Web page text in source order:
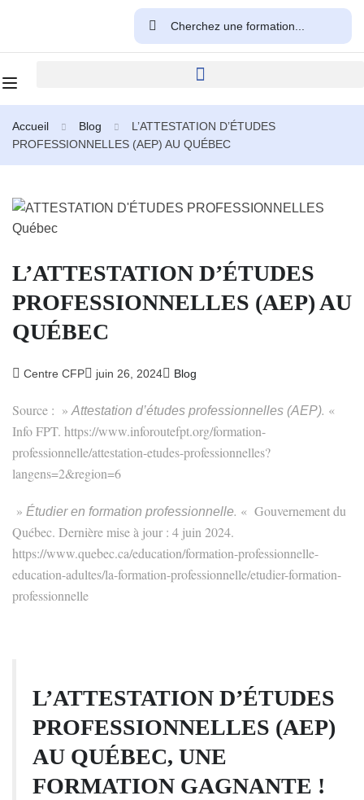
Accueil Blog
L’ATTESTATION D’ÉTUDES
PROFESSIONNELLES (AEP) AU QUÉBEC
L’ATTESTATION D’ÉTUDES
PROFESSIONNELLES (AEP) AU
QUÉBEC
Centre CFP juin 26, 2024 Blog
Source : » Attestation d’études professionnelles (AEP). «
Info FPT. https://www.inforoutefpt.org/formation-
professionnelle/attestation-etudes-professionnelles?
langens=2&region=6
» Étudier en formation professionnelle. « Gouvernement du
Québec. Dernière mise à jour : 4 juin 2024.
https://www.quebec.ca/education/formation-professionnelle-
education-adultes/la-formation-professionnelle/etudier-formation-
professionnelle
L’ATTESTATION D’ÉTUDES
PROFESSIONNELLES (AEP)
AU QUÉBEC, UNE
FORMATION GAGNANTE !